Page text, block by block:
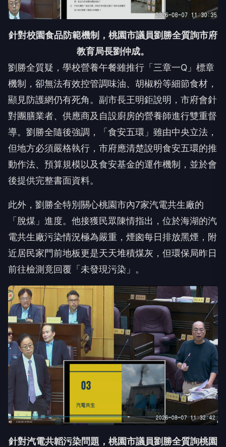
針對校園食品防範機制，桃園市議員劉勝全質詢市府
教育局長劉仲成。
劉勝全質疑，學校營養午餐雖推行「三章一Q」標章
機制，卻無法有效控管調味油、胡椒粉等細節食材，
顯見防護網仍有死角。副市長王明鉅說明，市府會針
對團膳業者、供應商及自設廚房的營養師進行雙重督
導。劉勝全隨後強調，「食安五環」雖由中央立法，
但地方必須嚴格執行，市府應清楚說明食安五環的推
動作法、預算規模以及食安基金的運作機制，並於會
後提供完整書面資料。
此外，劉勝全特別關心桃園市內7家汽電共生廠的
「脫煤」進度。他接獲民眾陳情指出，位於海湖的汽
電共生廠污染情況極為嚴重，煙囪每日排放黑煙，附
近居民家門前地板更是天天堆積煤灰，但環保局昨日
前往檢測竟回覆「未發現污染」。
針對汽電共韜污染問題，桃園市議員劉勝全質詢桃園